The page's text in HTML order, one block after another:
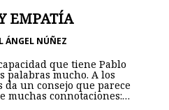
EMPATÍA
ÁNGEL NÚÑEZ
que tiene Pablo
palabras mucho. A los
da un consejo que parece
muchas connotaciones:…